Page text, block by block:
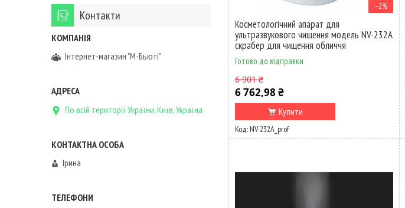
–2%
Косметологічний апарат для
ультразвукового чищення модель NV-232А
скрабер для чищення обличчя
Готово до відправки
6 901 ₴
6 762,98 ₴
Купити
NV-232А_prof
Контакти
Інтернет-магазин "М-Бьюті"
По всій території України, Київ, Україна
Ірина